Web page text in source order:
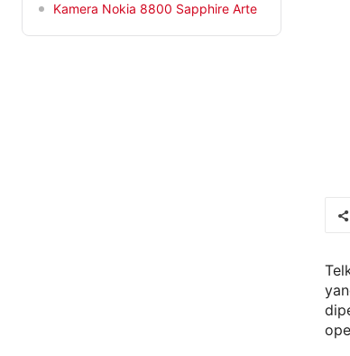
Kamera Nokia 8800 Sapphire Arte